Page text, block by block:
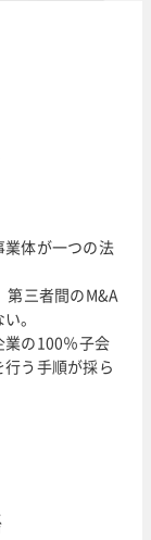
体が一つの法
第三者間のM&A
。
業の100％子会
う手順が採ら